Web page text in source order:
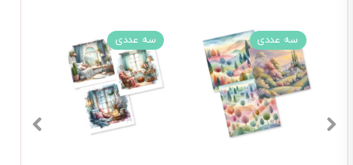
سه عددی سه عددی